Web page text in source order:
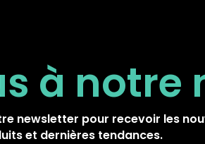
à notre
newsletter pour recevoir les
et dernières tendances.